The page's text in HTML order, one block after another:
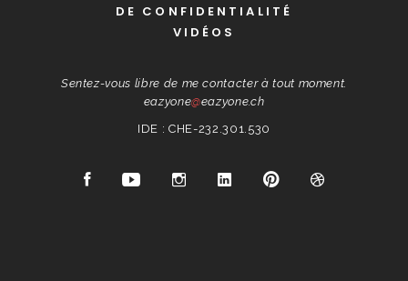
DE CONFIDENTIALITÉ
VIDÉOS
Sentez-vous libre de me contacter à tout moment.
eazyone@eazyone.ch
IDE : CHE-232.301.530